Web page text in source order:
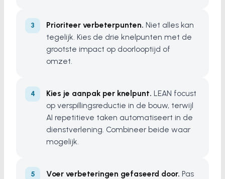
Prioriteer verbeterpunten. Niet alles kan
tegelijk. Kies de drie knelpunten met de
grootste impact op doorlooptijd of
omzet.
Kies je aanpak per knelpunt. LEAN focust
op verspillingsreductie in de bouw, terwijl
AI repetitieve taken automatiseert in de
dienstverlening. Combineer beide waar
mogelijk.
Voer verbeteringen gefaseerd door. Pas